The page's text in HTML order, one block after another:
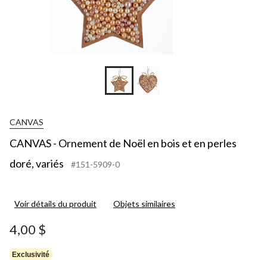
CANVAS
CANVAS - Ornement de Noël en bois et en perles
doré, variés
#151-5909-0
Voir détails du produit Objets similaires
4,00 $
Exclusivité